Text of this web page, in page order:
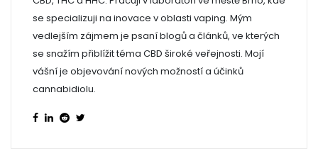
se specializuji na inovace v oblasti vaping. Mým
vedlejším zájmem je psaní blogů a článků, ve kterých
se snažím přiblížit téma CBD široké veřejnosti. Mojí
vášní je objevování nových možností a účinků
cannabidiolu.